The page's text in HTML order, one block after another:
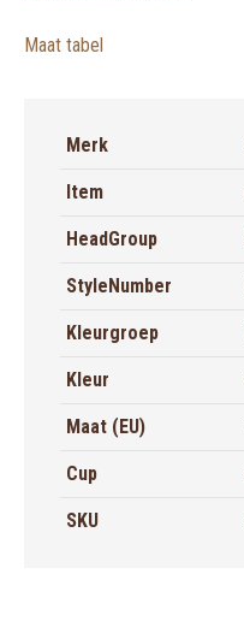
Maat tabel
Merk
Item
HeadGroup
StyleNumber
Kleurgroep
Kleur
Maat (EU)
Cup
SKU